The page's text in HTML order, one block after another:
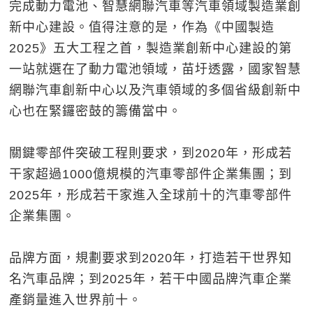
完成動力電池、智慧網聯汽車等汽車領域製造業創
新中心建設。值得注意的是，作為《中國製造
2025》五大工程之首，製造業創新中心建設的第
一站就選在了動力電池領域，苗圩透露，國家智慧
網聯汽車創新中心以及汽車領域的多個省級創新中
心也在緊鑼密鼓的籌備當中。
關鍵零部件突破工程則要求，到2020年，形成若
干家超過1000億規模的汽車零部件企業集團；到
2025年，形成若干家進入全球前十的汽車零部件
企業集團。
品牌方面，規劃要求到2020年，打造若干世界知
名汽車品牌；到2025年，若干中國品牌汽車企業
產銷量進入世界前十。